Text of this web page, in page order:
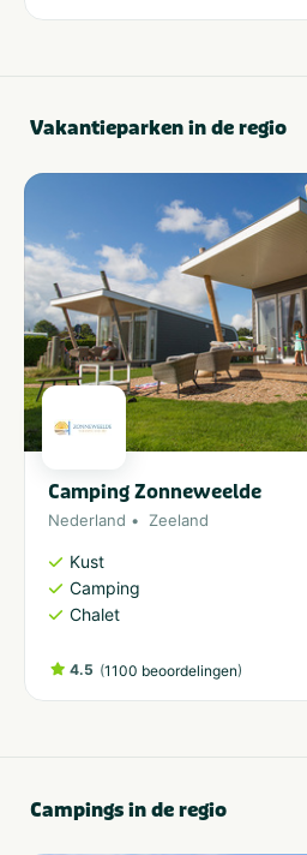
Vakantieparken in de regio
Camping Zonneweelde
Nederland Zeeland
Kust
Camping
Chalet
4.5 (1100 beoordelingen)
Campings in de regio